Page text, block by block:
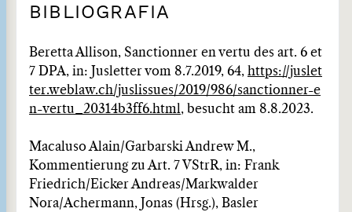
BIBLIOGRAFIA
Beretta Allison, Sanctionner en vertu des art. 6 et
7 DPA, in: Jusletter vom 8.7.2019, 64, https://juslet
ter.weblaw.ch/juslissues/2019/986/sanctionner-e
n-vertu_20314b3ff6.html, besucht am 8.8.2023.
Macaluso Alain/Garbarski Andrew M.,
Kommentierung zu Art. 7 VStrR, in: Frank
Friedrich/Eicker Andreas/Markwalder
Nora/Achermann, Jonas (Hrsg.), Basler